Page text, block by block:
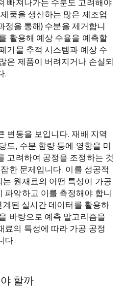
빠져나가는 수분도 고려해야
품을 생산하는 많은 제조업
정을 통해) 수분을 제거합니
활용해 예상 수율을 예측할
기물 추적 시스템과 예상 수
은 제품이 버려지거나 손실되
.
변동을 보입니다. 재배 지역
도, 수분 함량 등에 영향을 미
고려하여 공정을 조정하는 것
한 문제입니다. 이를 성공적
원재료의 어떤 특성이 가공
파악하고 이를 측정해야 합니
된 실시간 데이터를 활용하
바탕으로 예측 알고리즘을
료의 특성에 따라 가공 공정
다.
할까